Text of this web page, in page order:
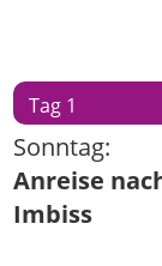
Tag 1
Sonntag:
Anreise
Imbiss